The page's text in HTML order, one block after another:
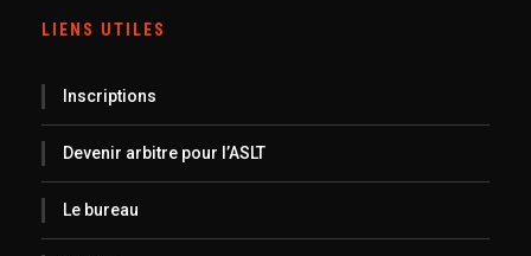
LIENS UTILES
Inscriptions
Devenir arbitre pour l’ASLT
Le bureau